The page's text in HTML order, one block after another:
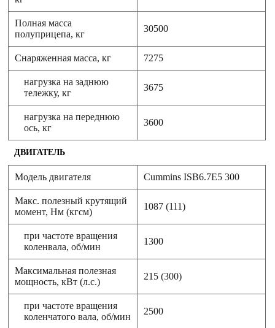
Полная масса
полуприцепа, кг
30500
Снаряженная масса, кг 7275
нагрузка на заднюю
тележку, кг
3675
нагрузка на переднюю
ось, кг
3600
ДВИГАТЕЛЬ
Модель двигателя Cummins ISB6.7E5 300
Макс. полезный крутящий
момент, Нм (кгсм)
1087 (111)
при частоте вращения
коленвала, об/мин
1300
Максимальная полезная
мощность, кВт (л.с.)
215 (300)
при частоте вращения
коленчатого вала, об/мин
2500